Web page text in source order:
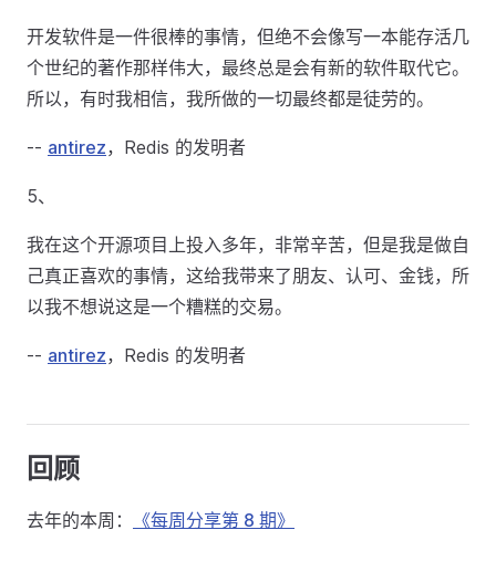
开发软件是一件很棒的事情，但绝不会像写一本能存活几
个世纪的著作那样伟大，最终总是会有新的软件取代它。
所以，有时我相信，我所做的一切最终都是徒劳的。
-- antirez，Redis 的发明者
5、
我在这个开源项目上投入多年，非常辛苦，但是我是做自
己真正喜欢的事情，这给我带来了朋友、认可、金钱，所
以我不想说这是一个糟糕的交易。
-- antirez，Redis 的发明者
回顾
去年的本周： 《每周分享第 8 期》